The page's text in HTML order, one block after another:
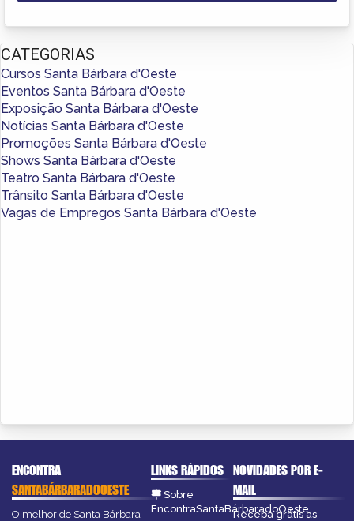
CATEGORIAS
Cursos Santa Bárbara d'Oeste
Eventos Santa Bárbara d'Oeste
Exposição Santa Bárbara d'Oeste
Notícias Santa Bárbara d'Oeste
Promoções Santa Bárbara d'Oeste
Shows Santa Bárbara d'Oeste
Teatro Santa Bárbara d'Oeste
Trânsito Santa Bárbara d'Oeste
Vagas de Empregos Santa Bárbara d'Oeste
ENCONTRA
SANTABÁRBARADOOESTE
O melhor de Santa Bárbara
LINKS RÁPIDOS
Sobre
EncontraSantaBárbaradoOeste
NOVIDADES POR E-
MAIL
Receba grátis as